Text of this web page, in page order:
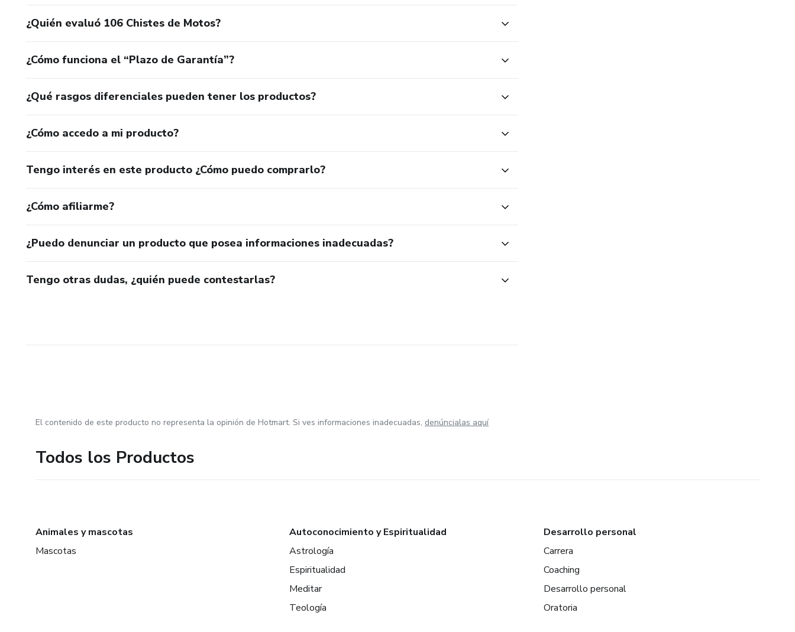
¿Quién evaluó 106 Chistes de Motos?
¿Cómo funciona el “Plazo de Garantía”?
¿Qué rasgos diferenciales pueden tener los productos?
¿Cómo accedo a mi producto?
Tengo interés en este producto ¿Cómo puedo comprarlo?
¿Cómo afiliarme?
¿Puedo denunciar un producto que posea informaciones inadecuadas?
Tengo otras dudas, ¿quién puede contestarlas?
El contenido de este producto no representa la opinión de Hotmart. Si ves informaciones inadecuadas, denúncialas aquí
Todos los Productos
Animales y mascotas
Mascotas
Autoconocimiento y Espiritualidad
Astrología
Espiritualidad
Meditar
Teología
Desarrollo personal
Carrera
Coaching
Desarrollo personal
Oratoria